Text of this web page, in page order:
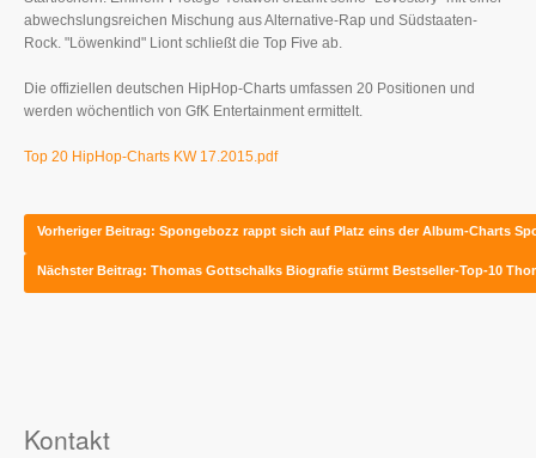
abwechslungsreichen Mischung aus Alternative-Rap und Südstaaten-
Rock. "Löwenkind" Liont schließt die Top Five ab.
Die offiziellen deutschen HipHop-Charts umfassen 20 Positionen und
werden wöchentlich von GfK Entertainment ermittelt.
Top 20 HipHop-Charts KW 17.2015.pdf
Vorheriger Beitrag: Spongebozz rappt sich auf Platz eins der Album-Charts
Nächster Beitrag: Thomas Gottschalks Biografie stürmt Bestseller-Top-10
Kontakt